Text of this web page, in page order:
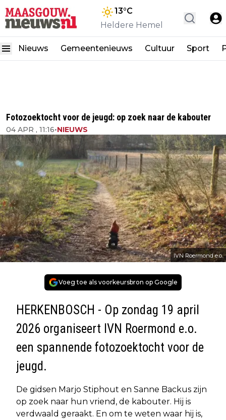
13°C
Heldere Hemel
Nieuws Gemeentenieuws Cultuur Sport
Fotozoektocht voor de jeugd: op zoek naar de kabouter
04 APR , 11:16•NIEUWS
IVN Roermond e.o.
Voeg toe als voorkeursbron op Google
HERKENBOSCH - Op zondag 19 april
2026 organiseert IVN Roermond e.o.
een spannende fotozoektocht voor de
jeugd.
De gidsen Marjo Stiphout en Sanne Backus zijn
op zoek naar hun vriend, de kabouter. Hij is
verdwaald geraakt. En om te weten waar hij is,